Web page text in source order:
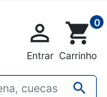


Entrar
shopping_cart 0
Carrinho